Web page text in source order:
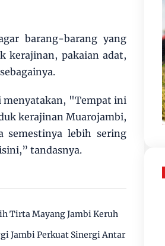
barang-barang yang
kerajinan, pakaian adat,
menyatakan, "Tempat ini
kerajinan Muarojambi,
semestinya lebih sering
tandasnya.
Tirta Mayang Jambi Keruh
Jambi Perkuat Sinergi Antar